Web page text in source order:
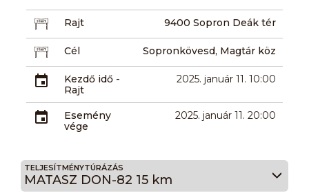
Rajt 9400 Sopron Deák tér
Cél Sopronkövesd, Magtár köz
Kezdő idő -
Rajt
2025. január 11. 10:00
Esemény
vége
2025. január 11. 20:00
TELJESÍTMÉNYTÚRÁZÁS
MATASZ DON-82 15 km